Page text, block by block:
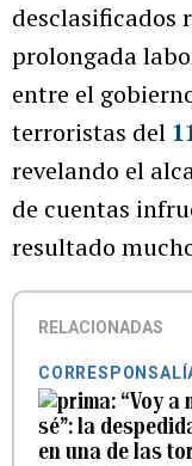
desclasificados
prolongada
entre el
terroristas del
revelando el
de cuentas
resultado
RELACIONADAS
“Voy a
sé”: la
en una de las